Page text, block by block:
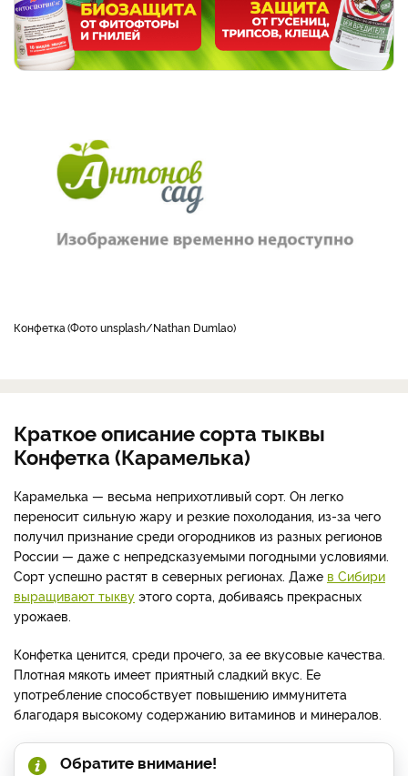
Конфетка Фото unsplash/Nathan Dumlao
Краткое описание сорта тыквы
Конфетка (Карамелька)
Карамелька — весьма неприхотливый сорт. Он легко
переносит сильную жару и резкие похолодания, из-за чего
получил признание среди огородников из разных регионов
России — даже с непредсказуемыми погодными условиями.
Сорт успешно растят в северных регионах. Даже в Сибири
выращивают тыкву этого сорта, добиваясь прекрасных
урожаев.
Конфетка ценится, среди прочего, за ее вкусовые качества.
Плотная мякоть имеет приятный сладкий вкус. Ее
употребление способствует повышению иммунитета
благодаря высокому содержанию витаминов и минералов.
Обратите внимание!